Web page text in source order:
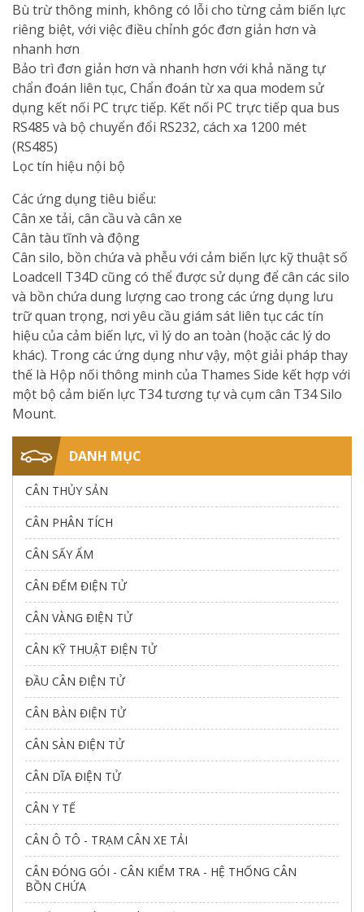
Bù trừ thông minh, không có lỗi cho từng cảm biến lực
riêng biệt, với việc điều chỉnh góc đơn giản hơn và
nhanh hơn
Bảo trì đơn giản hơn và nhanh hơn với khả năng tự
chẩn đoán liên tục, Chẩn đoán từ xa qua modem sử
dụng kết nối PC trực tiếp. Kết nối PC trực tiếp qua bus
RS485 và bộ chuyển đổi RS232, cách xa 1200 mét
(RS485)
Lọc tín hiệu nội bộ
Các ứng dụng tiêu biểu:
Cân xe tải, cân cầu và cân xe
Cân tàu tĩnh và động
Cân silo, bồn chứa và phễu với cảm biến lực kỹ thuật số
Loadcell T34D cũng có thể được sử dụng để cân các silo
và bồn chứa dung lượng cao trong các ứng dụng lưu
trữ quan trọng, nơi yêu cầu giám sát liên tục các tín
hiệu của cảm biến lực, vì lý do an toàn (hoặc các lý do
khác). Trong các ứng dụng như vậy, một giải pháp thay
thế là Hộp nối thông minh của Thames Side kết hợp với
một bộ cảm biến lực T34 tương tự và cụm cân T34 Silo
Mount.
DANH MỤC
CÂN THỦY SẢN
CÂN PHÂN TÍCH
CÂN SẤY ẨM
CÂN ĐẾM ĐIỆN TỬ
CÂN VÀNG ĐIỆN TỬ
CÂN KỸ THUẬT ĐIỆN TỬ
ĐẦU CÂN ĐIỆN TỬ
CÂN BÀN ĐIỆN TỬ
CÂN SÀN ĐIỆN TỬ
CÂN DĨA ĐIỆN TỬ
CÂN Y TẾ
CÂN Ô TÔ - TRẠM CÂN XE TẢI
CÂN ĐÓNG GÓI - CÂN KIỂM TRA - HỆ THỐNG CÂN
BỒN CHỨA